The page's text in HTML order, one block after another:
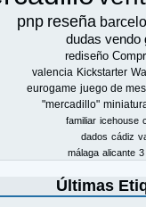
pnp reseña
dudas vendo
rediseño
valencia Kickstarter
eurogame juego de
"mercadillo"
familiar icehouse
dados cádiz
málaga alicante 3
Últimas